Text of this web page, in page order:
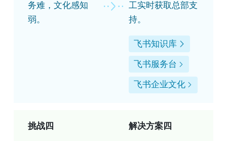
务难，文化感知
弱。
工实时获取总部支
持。
飞书知识库
飞书服务台
飞书企业文化
挑战四 解决方案四